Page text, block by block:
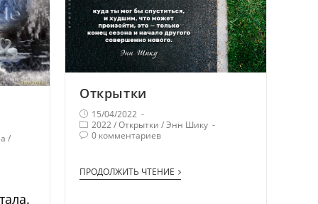
/
Открытки
15/04/2022
2022/Открытки /Энн Шику
0 комментариев
ПРОДОЛЖИТЬ ЧТЕНИЕ